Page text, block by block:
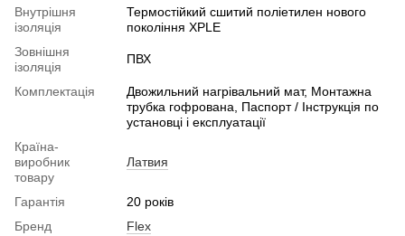
Внутрішня
ізоляція
Термостійкий сшитий поліетилен нового
покоління XPLE
Зовнішня
ізоляція
ПВХ
Комплектація
Двожильний нагрівальний мат, Монтажна
трубка гофрована, Паспорт / Інструкція по
установці і експлуатації
Країна-
виробник
товару
Латвия
Гарантія
20 років
Бренд
Flex